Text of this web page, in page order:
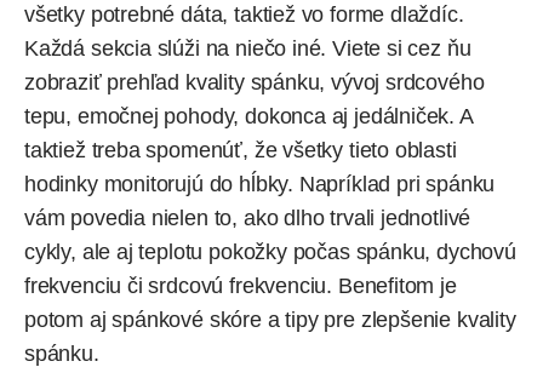
všetky potrebné dáta, taktiež vo forme dlaždíc.
Každá sekcia slúži na niečo iné. Viete si cez ňu
zobraziť prehľad kvality spánku, vývoj srdcového
tepu, emočnej pohody, dokonca aj jedálniček. A
taktiež treba spomenúť, že všetky tieto oblasti
hodinky monitorujú do hĺbky. Napríklad pri spánku
vám povedia nielen to, ako dlho trvali jednotlivé
cykly, ale aj teplotu pokožky počas spánku, dychovú
frekvenciu či srdcovú frekvenciu. Benefitom je
potom aj spánkové skóre a tipy pre zlepšenie kvality
spánku.